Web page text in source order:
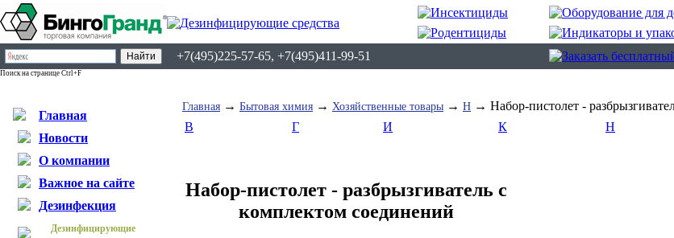
+7(495)225-57-65, +7(495)411-99-51
Поиск на странице Ctrl+F
Главная
Новости
О компании
Важное на сайте
Дезинфекция
Дезинфицирующие
Главная → Бытовая химия → Хозяйственные товары → Н → Набор-пистолет -
В
Г И К Н
Набор-пистолет - разбрызгиватель с
комплектом соединений